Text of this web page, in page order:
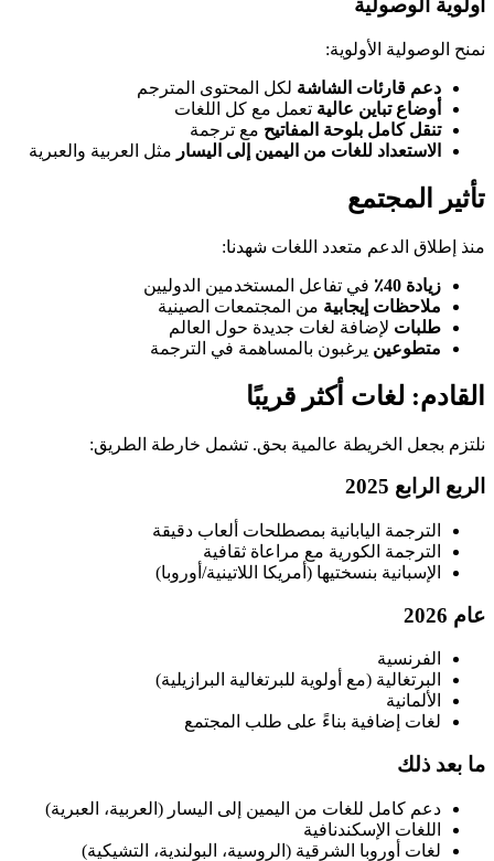
أولوية الوصولية
نمنح الوصولية الأولوية:
دعم قارئات الشاشة لكل المحتوى المترجم
أوضاع تباين عالية تعمل مع كل اللغات
تنقل كامل بلوحة المفاتيح مع ترجمة
الاستعداد للغات من اليمين إلى اليسار مثل العربية والعبرية
تأثير المجتمع
منذ إطلاق الدعم متعدد اللغات شهدنا:
زيادة 40٪
في تفاعل المستخدمين الدوليين
ملاحظات إيجابية من المجتمعات الصينية
طلبات لإضافة لغات جديدة حول العالم
متطوعين يرغبون بالمساهمة في الترجمة
القادم: لغات أكثر قريبًا
نلتزم بجعل الخريطة عالمية بحق. تشمل خارطة الطريق:
الربع الرابع 2025
الترجمة اليابانية بمصطلحات ألعاب دقيقة
الترجمة الكورية مع مراعاة ثقافية
الإسبانية بنسختيها (أمريكا اللاتينية/أوروبا)
عام 2026
الفرنسية
البرتغالية (مع أولوية للبرتغالية البرازيلية)
الألمانية
لغات إضافية بناءً على طلب المجتمع
ما بعد ذلك
دعم كامل للغات من اليمين إلى اليسار (العربية، العبرية)
اللغات الإسكندنافية
لغات أوروبا الشرقية (الروسية، البولندية، التشيكية)